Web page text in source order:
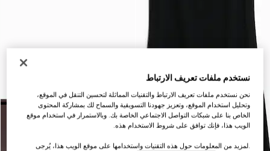
نستخدم ملفات تعريف الارتباط
نحن نستخدم ملفات تعريف الارتباط والتقنيات المماثلة لتحسين التنقل في الموقع،
وتحليل استخدام الموقع، وتعزيز جهودنا التسويقية والسماح لك بمشاركة المحتوى
الخاص بنا على شبكات التواصل الاجتماعي الخاصة بك. وبالاستمرار في استخدام موقع
الويب هذا، فإنك توافق على شروط الاستخدام هذه.
.لمزيد من المعلومات حول هذه التقنيات واستخدامها على موقع الويب هذا، يُرجى